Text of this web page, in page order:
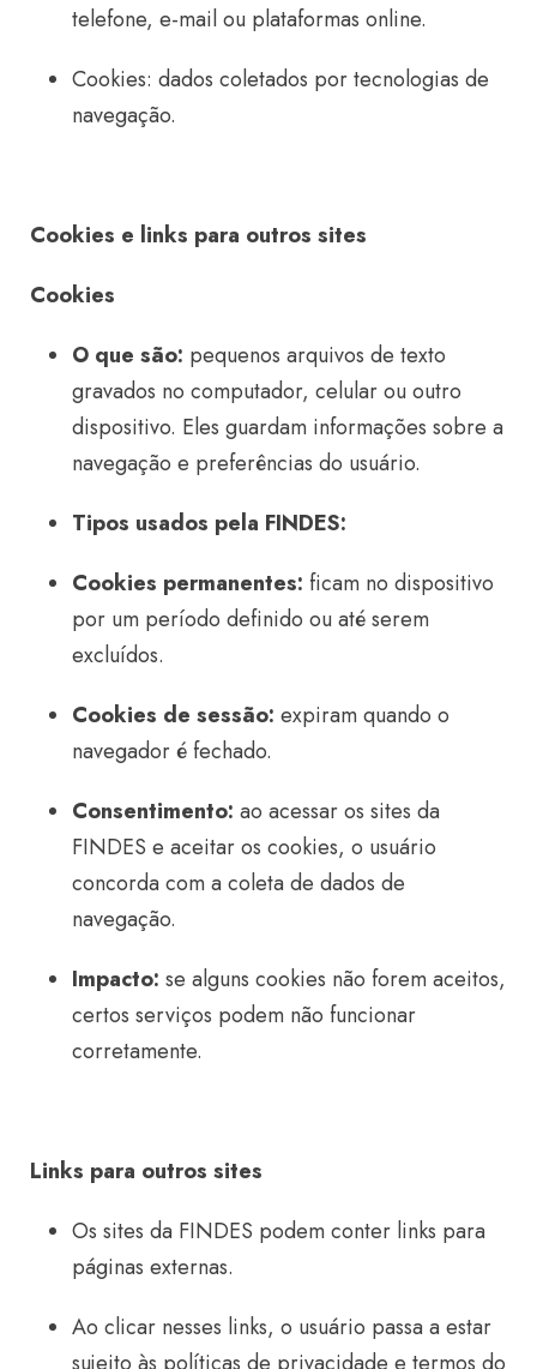
telefone, e-mail ou plataformas online.
Cookies: dados coletados por tecnologias de
navegação.
Cookies e links para outros sites
Cookies
O que são: pequenos arquivos de texto
gravados no computador, celular ou outro
dispositivo. Eles guardam informações sobre a
navegação e preferências do usuário.
Tipos usados pela FINDES:
Cookies permanentes: ficam no dispositivo
por um período definido ou até serem
excluídos.
Cookies de sessão: expiram quando o
navegador é fechado.
Consentimento: ao acessar os sites da
FINDES e aceitar os cookies, o usuário
concorda com a coleta de dados de
navegação.
Impacto: se alguns cookies não forem aceitos,
certos serviços podem não funcionar
corretamente.
Links para outros sites
Os sites da FINDES podem conter links para
páginas externas.
Ao clicar nesses links, o usuário passa a estar